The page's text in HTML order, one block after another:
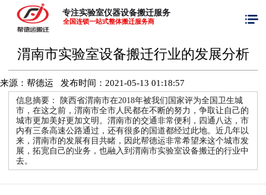
专注实验室仪器设备搬迁服务
全国连锁一站式整体搬迁服务商
渭南市实验室设备搬迁行业的发展分析
来源：帮德运 发布时间： 2021-05-13 01:18:57
信息摘要：
陕西省渭南市在2018年被我们国家评为全国卫生城
市，在这之前，渭南市全市人民都在不断的努力，争取让自己的
城市更加美好更加文明。渭南市的交通非常便利，四通八达，市
内有三条高速公路通过，还有很多的国道都经过此地。近几年以
来，渭南市的发展有目共睹，因此帮德运非常希望来这个城市发
展，拓宽自己的业务，也融入到渭南市实验室设备搬迁的行业中
去。